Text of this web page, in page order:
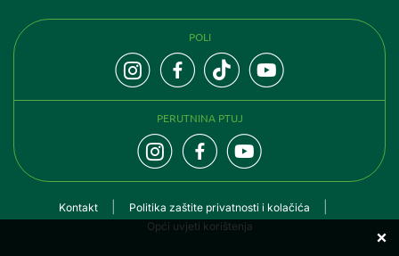
POLI
PERUTNINA PTUJ
Kontakt
Politika zaštite privatnosti i kolačića
Opći uvjeti korištenja